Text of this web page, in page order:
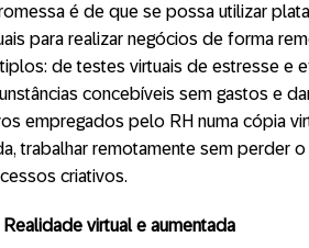
é de que se possa utilizar
para realizar negócios de forma
de testes virtuais de estresse e
concebíveis sem gastos e
empregados pelo RH numa cópia
trabalhar remotamente sem perder
criativos.
virtual e aumentada